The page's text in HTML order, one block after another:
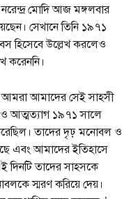
মোদি আজ মঙ্গলবার
সেখানে তিনি ১৯৭১
হিসেবে উল্লেখ করলেও
করেননি।
আমরা আমাদের সেই সাহসী
ও আত্মত্যাগ ১৯৭১ সালে
তাদের দৃঢ় মনোবল ও
এবং আমাদের ইতিহাসে
দিনটি তাদের সাহসকে
স্মরণ করিয়ে দেয়।